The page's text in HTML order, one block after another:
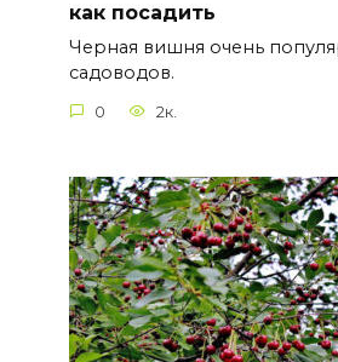
как посадить
Черная вишня очень
садоводов.
0 2к.